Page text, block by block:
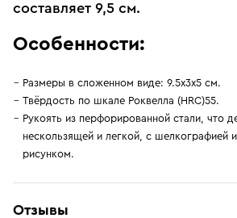
составляет 9,5 см.
Особенности:
Размеры в сложенном виде: 9.5х3х5 см.
Твёрдость по шкале Роквелла (HRC)55.
Рукоять из перфорированной стали, что
нескользящей и легкой, с шелкографией
рисунком.
Отзывы